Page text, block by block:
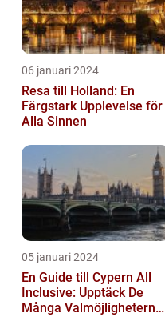
06 januari 2024
Resa till Holland: En
Färgstark Upplevelse för
Alla Sinnen
05 januari 2024
En Guide till Cypern All
Inclusive: Upptäck De
Många Valmöjligheterna